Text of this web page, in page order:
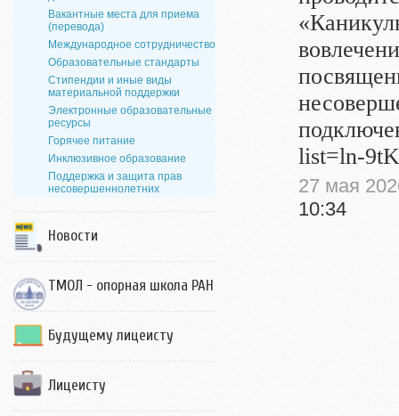
Вакантные места для приема
(перевода)
Международное сотрудничество
Образовательные стандарты
Стипендии и иные виды
материальной поддержки
Электронные образовательные
ресурсы
Горячее питание
Инклюзивное образование
Поддержка и защита прав
несовершеннолетних
Новости
ТМОЛ - опорная школа РАН
Будущему лицеисту
Лицеисту
list=ln-
27 мая
10:34